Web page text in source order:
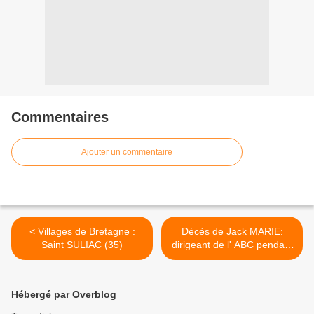
Commentaires
Ajouter un commentaire
< Villages de Bretagne :
Saint SULIAC (35)
Décès de Jack MARIE:
dirigeant de l' ABC pendant
25 ans >
Hébergé par Overblog